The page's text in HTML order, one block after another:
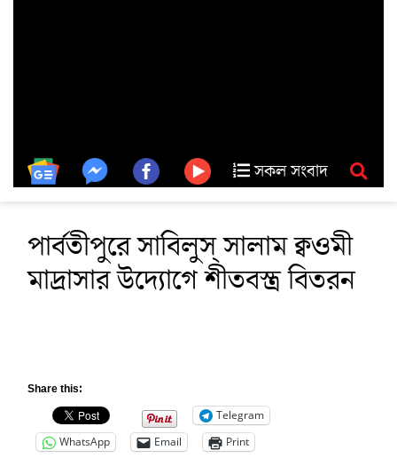
সকল সংবাদ
পার্বতীপুরে সাবিলুস্ সালাম ক্বওমী
মাদ্রাসার উদ্যোগে শীতবস্ত্র বিতরন
Share this:
Telegram
WhatsApp
Email Print